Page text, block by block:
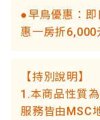
●早鳥優惠：
惠一房折6,000
【持別說明】
1.本商品性質
服務皆由MSC